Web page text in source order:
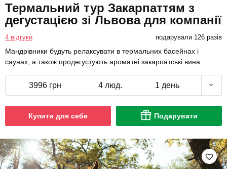
Термальний тур Закарпаттям з
дегустацією зі Львова для компанії
4 відгуки подарували 126 разів
Мандрівники будуть релаксувати в термальних басейнах і
саунах, а також продегустують ароматні закарпатські вина.
3996 грн 4 люд. 1 день
Купити для себе Подарувати